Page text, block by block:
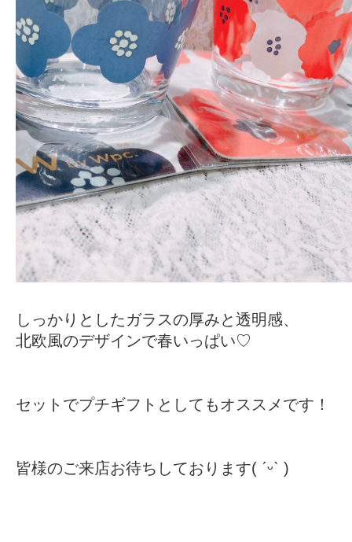
しっかりとしたガラスの厚みと透明感、
北欧風のデザインで春いっぱい♡
セットでプチギフトとしてもオススメです！
皆様のご来店お待ちしております( ˊᵕˋ )